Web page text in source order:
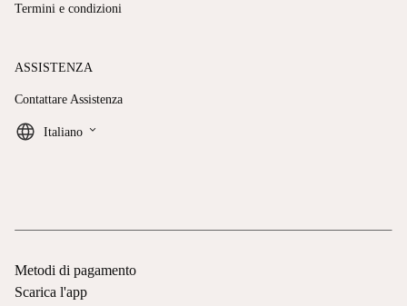
Termini e condizioni
ASSISTENZA
Contattare Assistenza
Italiano keyboard_arrow_down
Metodi di pagamento
Scarica l'app